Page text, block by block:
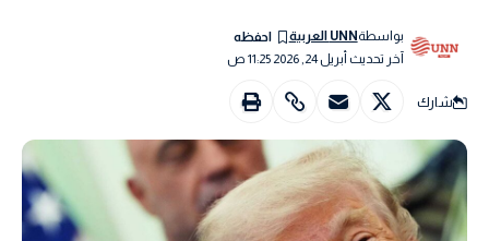
آخر تحديث أبريل 24, 2026 11:25 ص
بواسطةUNN العربية
شارك